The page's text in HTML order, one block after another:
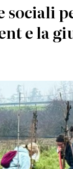
sociali
e la